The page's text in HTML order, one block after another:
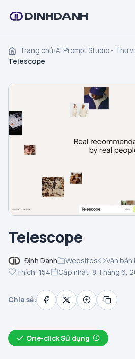
DINHDANH
Trang chủ/AI Prompt Studio - Thư
Telescope
Telescope
Định Danh Websites Văn
Thích: 154 Cập nhật: 8 Tháng 6,
Chia sẻ:
One-click Sử dụng